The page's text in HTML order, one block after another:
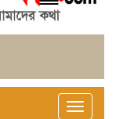
Toggle